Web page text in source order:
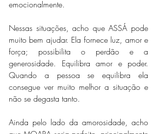
emocionalmente.
Nessas situações, acho que ASSÁ pode
muito bem ajudar. Ela fornece luz, amor e
força; possibilita o perdão e a
generosidade. Equilibra amor e poder.
Quando a pessoa se equilibra ela
consegue ver muito melhor a situação e
não se degasta tanto.
Ainda pelo lado da amorosidade, acho